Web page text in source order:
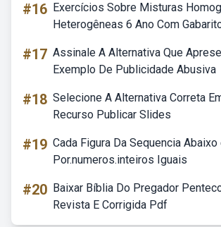
#16 Exercícios Sobre Misturas
Heterogêneas 6 Ano Com
#17 Assinale A Alternativa Que
Exemplo De Publicidade Abusiva
#18 Selecione A Alternativa Correta
Recurso Publicar Slides
#19 Cada Figura Da Sequencia Abaixo
Por.numeros.inteiros Iguais
#20 Baixar Bíblia Do Pregador
Revista E Corrigida Pdf